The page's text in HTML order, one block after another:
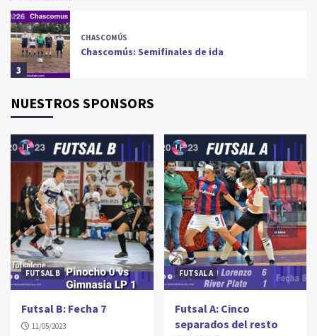
3
CHASCOMÚS
Chascomús: Semifinales de ida
4
LA COSTA
gente
CONCEPCIÓN DEL URUGUAY
Concepción del Uruguay: Atlético arriba
FUTSAL A
Futsal A: Clásico de goles
NUESTROS SPONSORS
FUTSAL B
Futsal B: Fecha 7
11/05/2023
FUTSAL A
Futsal A: Cinco
separados del resto